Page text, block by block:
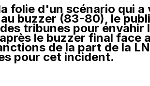
folie d'un scénario qui a
buzzer (83-80), le
tribunes pour envahir
le buzzer final face
de la part de la
pour cet incident.